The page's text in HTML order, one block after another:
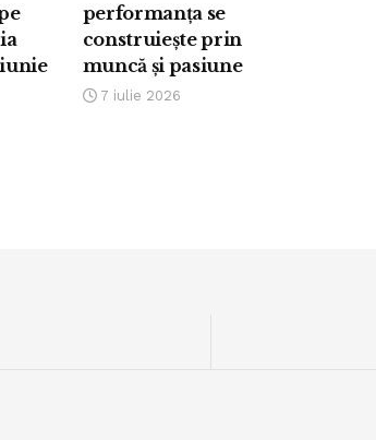
performanța se
construiește prin
muncă și pasiune
7 iulie 2026